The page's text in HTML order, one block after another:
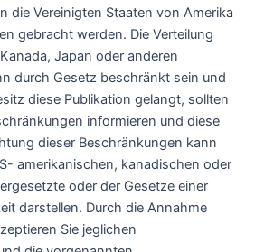
die Vereinigten Staaten von Amerika
gebracht werden. Die Verteilung
Japan oder anderen
durch Gesetz beschränkt sein und
diese Publikation gelangt, sollten
informieren und diese
dieser Beschränkungen kann
amerikanischen, kanadischen oder
oder der Gesetze einer
darstellen. Durch die Annahme
Sie jeglichen